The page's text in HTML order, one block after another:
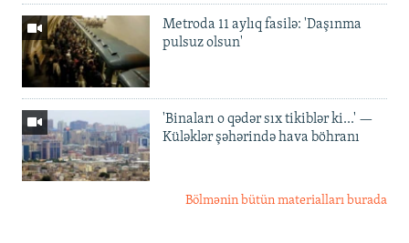
Metroda 11 aylıq fasilə: 'Daşınma
pulsuz olsun'
'Binaları o qədər sıx tikiblər ki...' —
Küləklər şəhərində hava böhranı
Bölmənin bütün materialları burada